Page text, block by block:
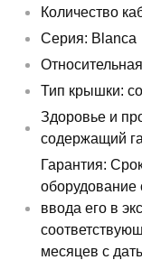
Количество
Серия: Blanca
Тип крышки:
Здоровье и
содержащий
Гарантия:
оборудование
ввода его в
месяцев с